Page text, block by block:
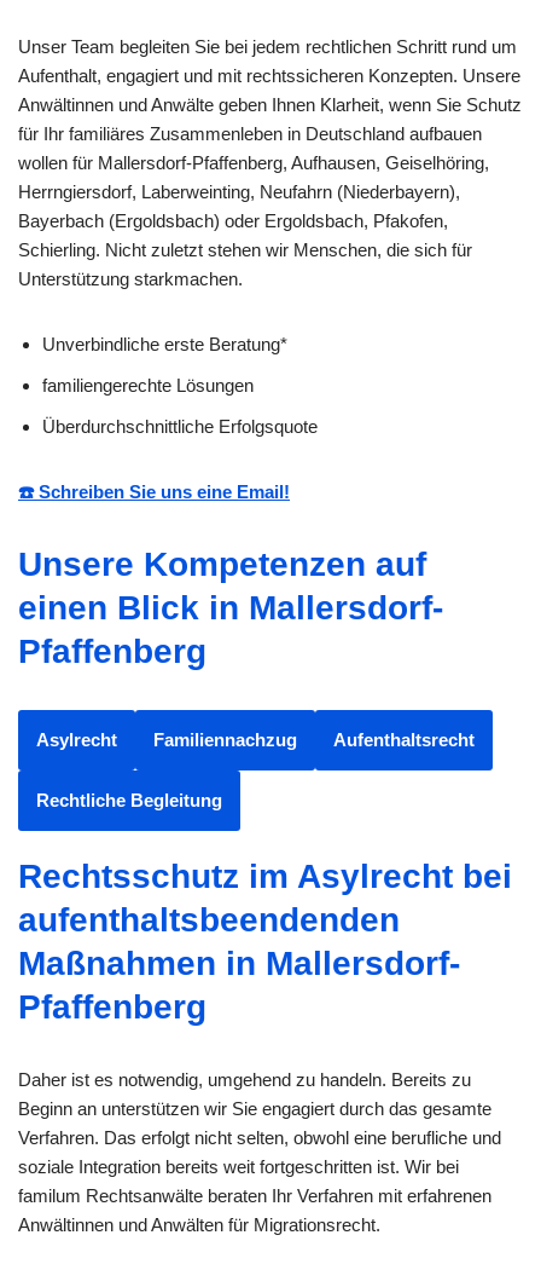
Unser Team begleiten Sie bei jedem rechtlichen Schritt rund um
Aufenthalt, engagiert und mit rechtssicheren Konzepten. Unsere
Anwältinnen und Anwälte geben Ihnen Klarheit, wenn Sie Schutz
für Ihr familiäres Zusammenleben in Deutschland aufbauen
wollen für Mallersdorf-Pfaffenberg, Aufhausen, Geiselhöring,
Herrngiersdorf, Laberweinting, Neufahrn (Niederbayern),
Bayerbach (Ergoldsbach) oder Ergoldsbach, Pfakofen,
Schierling. Nicht zuletzt stehen wir Menschen, die sich für
Unterstützung starkmachen.
Unverbindliche erste Beratung*
familiengerechte Lösungen
Überdurchschnittliche Erfolgsquote
☎️ Schreiben Sie uns eine Email!
Unsere Kompetenzen auf
einen Blick in Mallersdorf-
Pfaffenberg
Asylrecht Familiennachzug Aufenthaltsrecht
Rechtliche Begleitung
Rechtsschutz im Asylrecht bei
aufenthaltsbeendenden
Maßnahmen in Mallersdorf-
Pfaffenberg
Daher ist es notwendig, umgehend zu handeln. Bereits zu
Beginn an unterstützen wir Sie engagiert durch das gesamte
Verfahren. Das erfolgt nicht selten, obwohl eine berufliche und
soziale Integration bereits weit fortgeschritten ist. Wir bei
familum Rechtsanwälte beraten Ihr Verfahren mit erfahrenen
Anwältinnen und Anwälten für Migrationsrecht.